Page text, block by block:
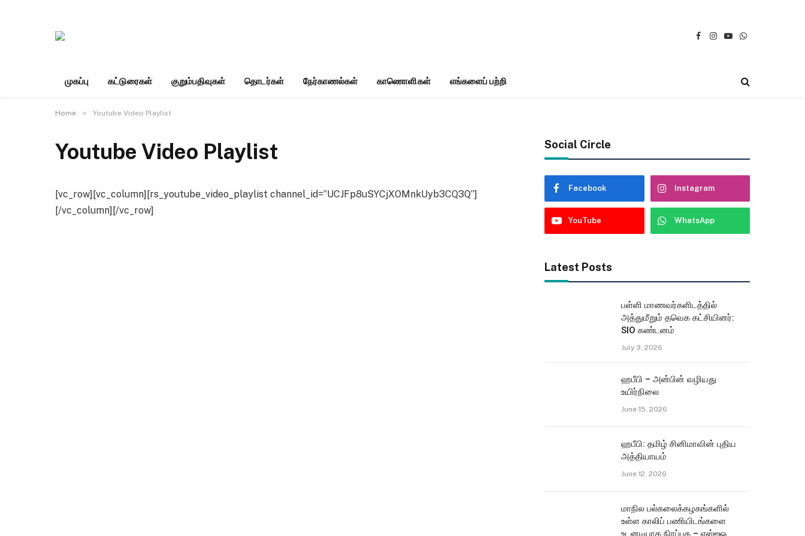
Facebook
Instagram
YouTubeWhatsApp
முகப்பு கட்டுரைகள் குறும்பதிவுகள் தொடர்கள் நேர்காணல்கள் காணொளிகள் எங்களைப் பற்றி
Home » Youtube Video Playlist
Youtube Video Playlist
[vc_row][vc_column][rs_youtube_video_playlist channel_id=”UCJFp8uSYCjXOMnkUyb3CQ3Q”]
[/vc_column][/vc_row]
Social Circle
Facebook Instagram
YouTube WhatsApp
Latest Posts
பள்ளி மாணவர்களிடத்தில்
அத்துமீறும் தவெக கட்சியினர்:
SIO கண்டனம்
July 3, 2026
ஹபீபி – அன்பின் வழியது
உயிர்நிலை
June 15, 2026
ஹபீபி: தமிழ் சினிமாவின் புதிய
அத்தியாயம்
June 12, 2026
மாநில பல்கலைக்கழகங்களில்
உள்ள காலிப் பணியிடங்களை
உடனடியாக நிரப்புக – எஸ்ஐஓ